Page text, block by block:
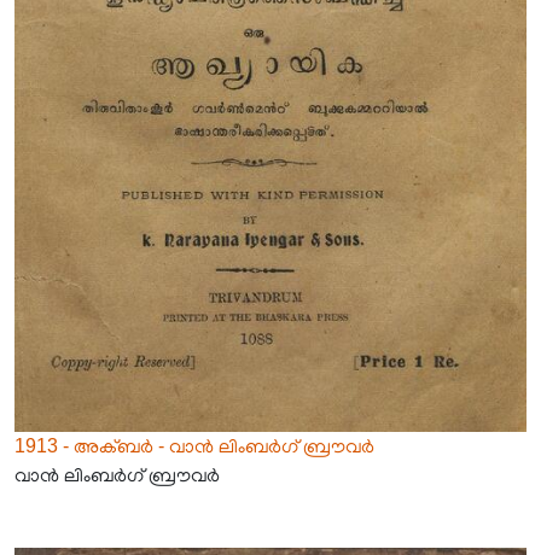
1913 - അക്ബർ - വാൻ ലിംബർഗ് ബ്രൗവർ
വാൻ ലിംബർഗ് ബ്രൗവർ